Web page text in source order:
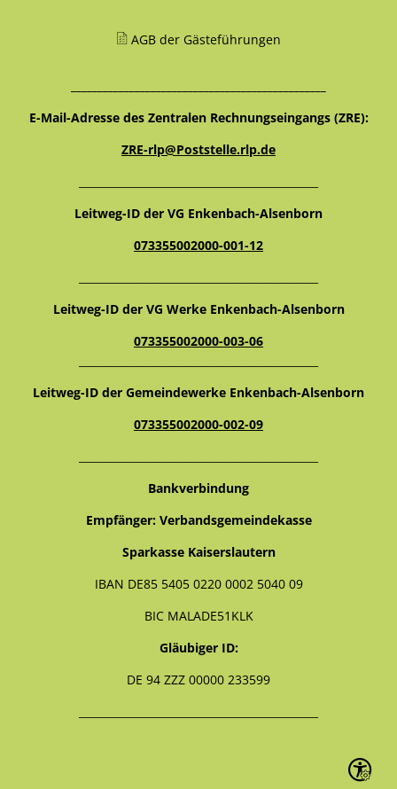
AGB der Gästeführungen
E-Mail-Adresse des Zentralen Rechnungseingangs (ZRE):
ZRE-rlp@Poststelle.rlp.de
Leitweg-ID der VG Enkenbach-Alsenborn
073355002000-001-12
Leitweg-ID der VG Werke Enkenbach-Alsenborn
073355002000-003-06
Leitweg-ID der Gemeindewerke Enkenbach-Alsenborn
073355002000-002-09
Bankverbindung
Empfänger: Verbandsgemeindekasse
Sparkasse Kaiserslautern
IBAN DE85 5405 0220 0002 5040 09
BIC MALADE51KLK
Gläubiger ID:
DE 94 ZZZ 00000 233599
Seite